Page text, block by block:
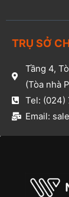
TRỤ SỞ
Tầng 4,
(Tòa nhà
Tel: (024)
Email: